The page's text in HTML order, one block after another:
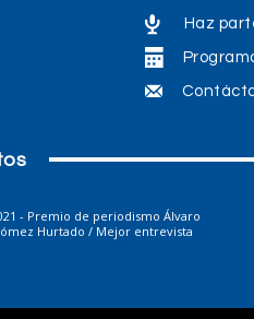
Haz
- Premio de periodismo Álvaro
Hurtado / Mejor entrevista